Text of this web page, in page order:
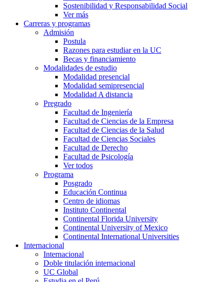
Sostenibilidad y Responsabilidad Social
Ver más
Carreras y programas
Admisión
Postula
Razones para estudiar en la UC
Becas y financiamiento
Modalidades de estudio
Modalidad presencial
Modalidad semipresencial
Modalidad A distancia
Pregrado
Facultad de Ingeniería
Facultad de Ciencias de la Empresa
Facultad de Ciencias de la Salud
Facultad de Ciencias Sociales
Facultad de Derecho
Facultad de Psicología
Ver todos
Programa
Posgrado
Educación Continua
Centro de idiomas
Instituto Continental
Continental Florida University
Continental University of Mexico
Continental International Universities
Internacional
Internacional
Doble titulación internacional
UC Global